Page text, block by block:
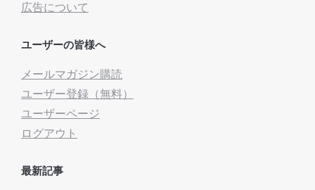
広告について
ユーザーの皆様へ
メールマガジン購読
ユーザー登録（無料）
ユーザーページ
ログアウト
最新記事